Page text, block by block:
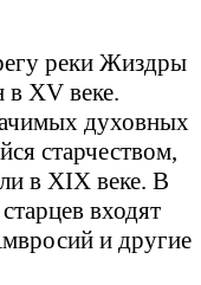
реки Жиздры
в XV веке.
духовных
старчеством,
в XIX веке. В
входят
и другие